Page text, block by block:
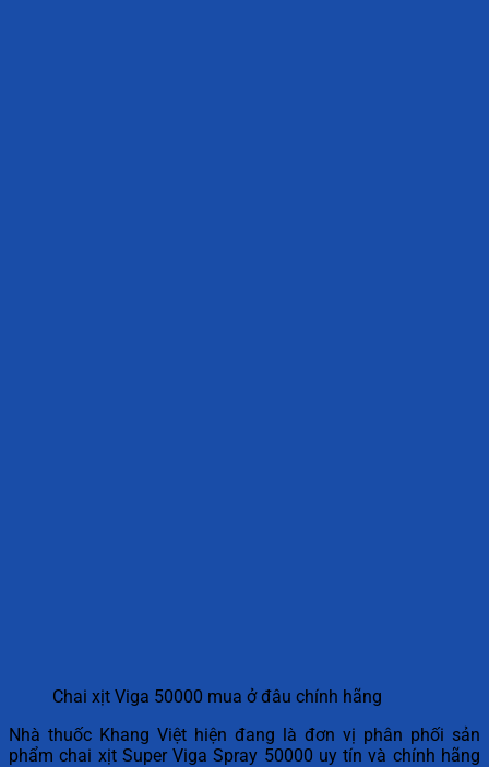
Chai xịt Viga 50000 mua ở đâu chính hãng
Nhà thuốc Khang Việt hiện đang là đơn vị phân phối sản
phẩm chai xịt Super Viga Spray 50000 uy tín và chính hãng